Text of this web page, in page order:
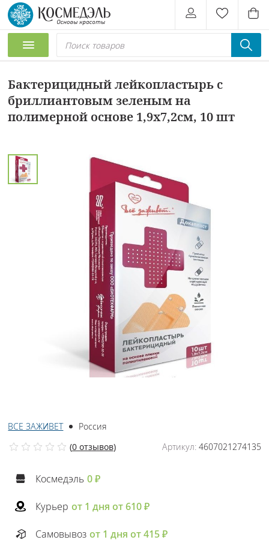
Бактерицидный лейкопластырь с
бриллиантовым зеленым на
полимерной основе 1,9х7,2см, 10 шт
ВСЕ ЗАЖИВЕТ
Россия
Артикул:4607021274135
(0 отзывов)
Космедэль 0 ₽
Курьер от 1 дня от 610 ₽
Самовывоз от 1 дня от 415 ₽